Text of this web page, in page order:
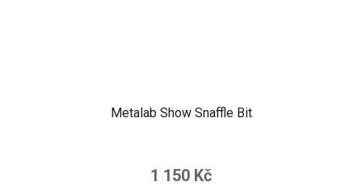
Metalab Show Snaffle Bit
1 150 Kč